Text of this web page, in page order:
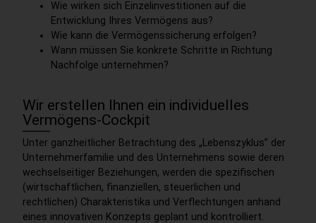
Wie wirken sich Einzelinvestitionen auf die
Entwicklung Ihres Vermögens aus?
Wie kann die Vermögenssicherung erfolgen?
Wann müssen Sie konkrete Schritte in Richtung
Nachfolge unternehmen?
Wir erstellen Ihnen ein individuelles
Vermögens-Cockpit
Unter ganzheitlicher Betrachtung des „Lebenszyklus” der
Unternehmerfamilie und des Unternehmens sowie deren
wechselseitiger Beziehungen, werden die spezifischen
(wirtschaftlichen, finanziellen, steuerlichen und
rechtlichen) Charakteristika und Verflechtungen anhand
eines innovativen Konzepts geplant und kontrolliert.